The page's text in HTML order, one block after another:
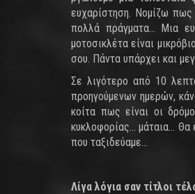
ευχαρίστηση. Νομίζω πως
πολλά πράγματα... Μια
μοτοσικλέτα είναι
σου. Πάντα υπάρχει και
Σε λιγότερο από 10
προηγούμενων ημερών,
κοίτα πως είναι οι
κυκλοφορίας... μάταια...
που ταξιδεύαμε...
Λίγα λόγια σαν τίτλοι